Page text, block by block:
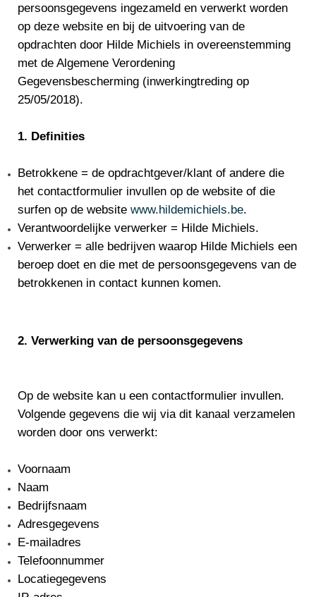
persoonsgegevens ingezameld en verwerkt worden
op deze website en bij de uitvoering van de
opdrachten door Hilde Michiels in overeenstemming
met de Algemene Verordening
Gegevensbescherming (inwerkingtreding op
25/05/2018).
1. Definities
Betrokkene = de opdrachtgever/klant of andere die
het contactformulier invullen op de website of die
surfen op de website www.hildemichiels.be.
Verantwoordelijke verwerker = Hilde Michiels.
Verwerker = alle bedrijven waarop Hilde Michiels een
beroep doet en die met de persoonsgegevens van de
betrokkenen in contact kunnen komen.
2. Verwerking van de persoonsgegevens
Op de website kan u een contactformulier invullen.
Volgende gegevens die wij via dit kanaal verzamelen
worden door ons verwerkt:
Voornaam
Naam
Bedrijfsnaam
Adresgegevens
E-mailadres
Telefoonnummer
Locatiegegevens